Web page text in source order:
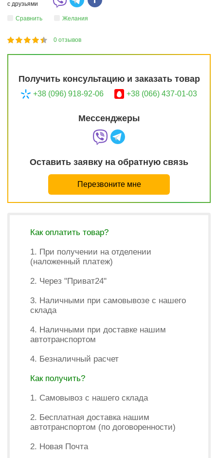
с друзьями
Сравнить Желания
87
1
2
3
4
5 0 отзывов
Получить консультацию и заказать товар
+38 (096) 918-92-06 +38 (066) 437-01-03
Мессенджеры
Оставить заявку на обратную связь
Перезвоните мне
Как оплатить товар?
1. При получении на отделении
(наложенный платеж)
2. Через "Приват24"
3. Наличными при самовывозе с нашего
склада
4. Наличными при доставке нашим
автотранспортом
4. Безналичный расчет
Как получить?
1. Самовывоз с нашего склада
2. Бесплатная доставка нашим
автотранспортом (по договоренности)
2. Новая Почта